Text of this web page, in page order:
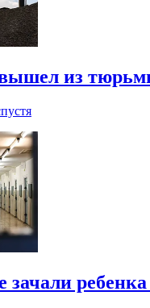
из
зачали